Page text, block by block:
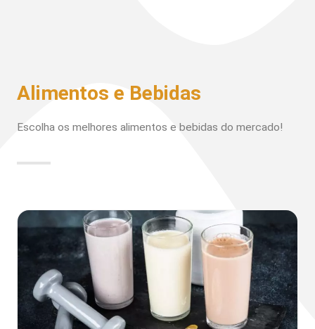
Alimentos e Bebidas
Escolha os melhores alimentos e bebidas do mercado!